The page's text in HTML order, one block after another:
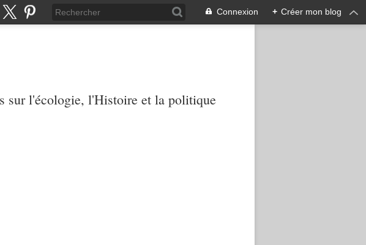
Connexion + Créer mon blog
sur l'écologie, l'Histoire et la politique